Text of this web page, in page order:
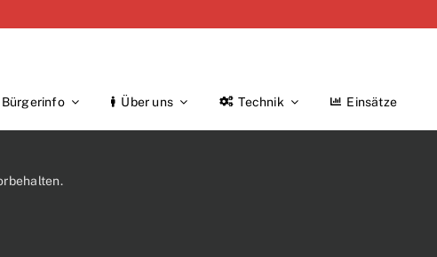
Bürgerinfo Über uns Technik Einsätze